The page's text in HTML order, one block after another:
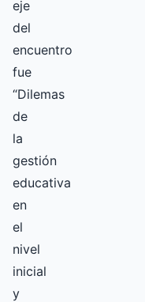
eje
del
encuentro
fue
“Dilemas
de
la
gestión
educativa
en
el
nivel
inicial
y